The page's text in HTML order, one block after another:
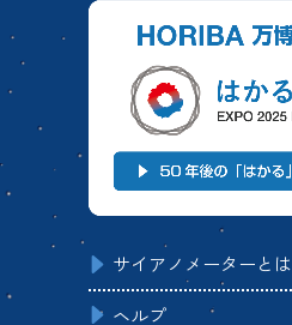
サイアノメーターとは
ヘルプ